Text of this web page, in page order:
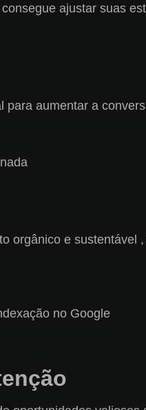
ajustar suas
aumentar a
orgânico e
no Google